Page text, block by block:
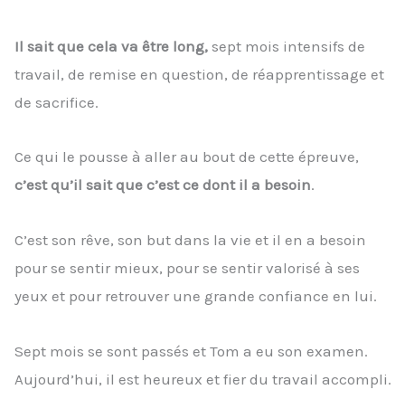
Il sait que cela va être long, sept mois intensifs de
travail, de remise en question, de réapprentissage et
de sacrifice.
Ce qui le pousse à aller au bout de cette épreuve,
c’est qu’il sait que c’est ce dont il a besoin.
C’est son rêve, son but dans la vie et il en a besoin
pour se sentir mieux, pour se sentir valorisé à ses
yeux et pour retrouver une grande confiance en lui.
Sept mois se sont passés et Tom a eu son examen.
Aujourd’hui, il est heureux et fier du travail accompli.